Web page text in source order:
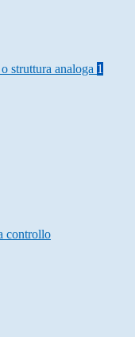
struttura analoga 1
controllo